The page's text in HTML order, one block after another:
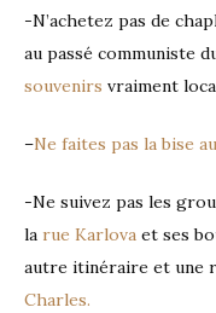
-N’achetez pas de
au passé communiste
souvenirs vraiment
–Ne faites pas la bise
-Ne suivez pas les
la rue Karlova et ses
autre itinéraire et une
Charles.